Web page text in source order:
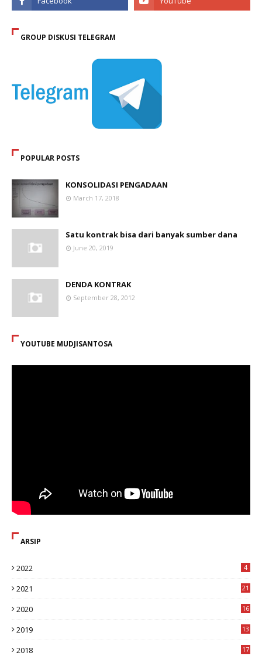
GROUP DISKUSI TELEGRAM
POPULAR POSTS
KONSOLIDASI PENGADAAN
March 17, 2018
Satu kontrak bisa dari banyak sumber dana
June 20, 2019
DENDA KONTRAK
September 28, 2012
YOUTUBE MUDJISANTOSA
ARSIP
2022 4
2021 21
2020
16
2019
13
2018
17